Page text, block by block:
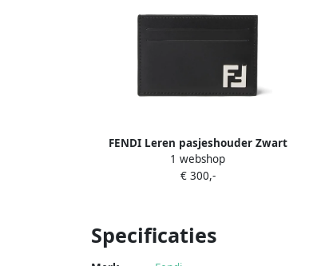
FENDI Leren pasjeshouder Zwart
1 webshop
€ 300,-
Specificaties